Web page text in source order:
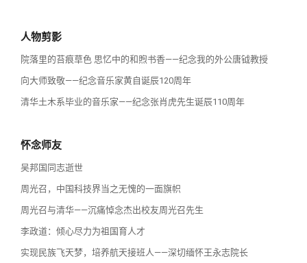
人物剪影
院落里的苔痕草色 思忆中的和煦书香——纪念我的外公唐钺教授
向大师致敬——纪念音乐家黄自诞辰120周年
清华土木系毕业的音乐家——纪念张肖虎先生诞辰110周年
怀念师友
吴邦国同志逝世
周光召，中国科技界当之无愧的一面旗帜
周光召与清华——沉痛悼念杰出校友周光召先生
李政道：倾心尽力为祖国育人才
实现民族飞天梦，培养航天接班人——深切缅怀王永志院长